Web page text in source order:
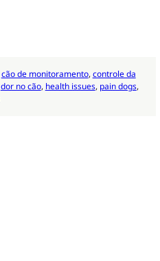
cão de monitoramento, controle da
dor no cão, health issues, pain dogs